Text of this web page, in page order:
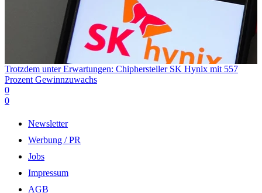
Trotzdem unter Erwartungen: Chiphersteller SK Hynix mit 557
Prozent Gewinnzuwachs
0
0
Newsletter
Werbung / PR
Jobs
Impressum
AGB